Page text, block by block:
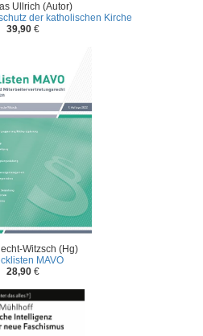
Ullrich (Autor)
der katholischen Kirche
39,90€
Witzsch (Hg)
MAVO
28,90€